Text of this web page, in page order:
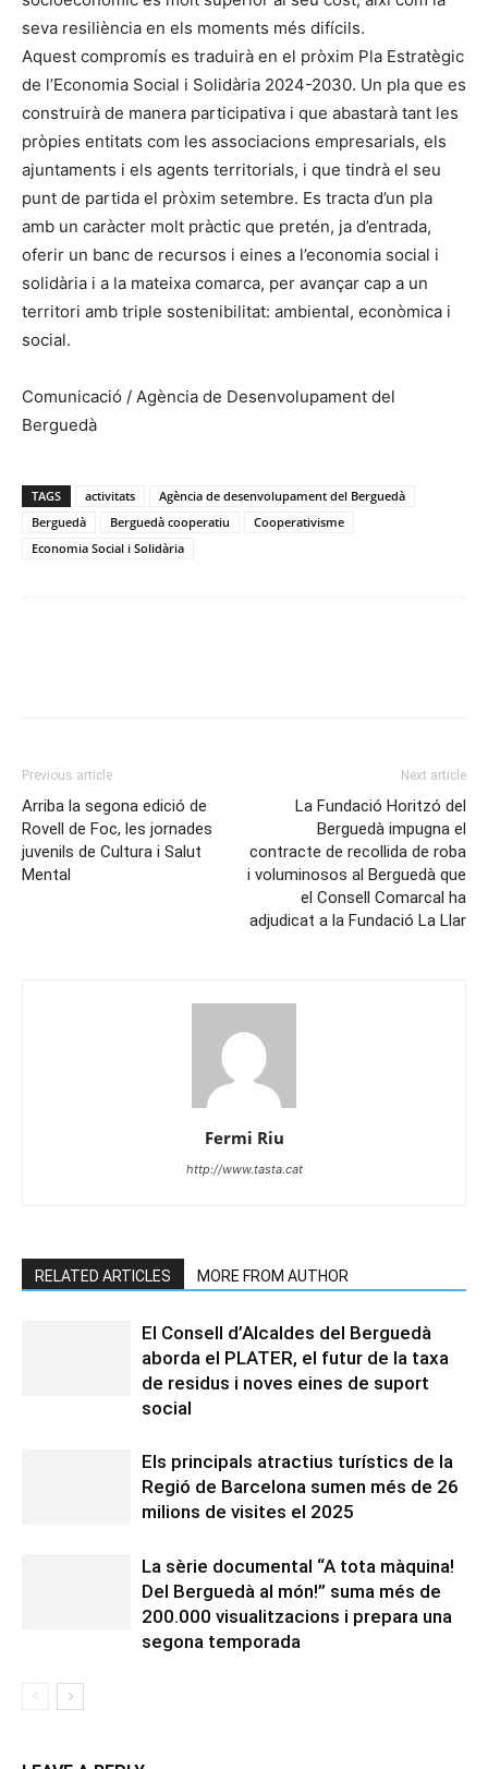
seva resiliència en els moments més difícils.
Aquest compromís es traduirà en el pròxim Pla Estratègic
de l’Economia Social i Solidària 2024-2030. Un pla que es
construirà de manera participativa i que abastarà tant les
pròpies entitats com les associacions empresarials, els
ajuntaments i els agents territorials, i que tindrà el seu
punt de partida el pròxim setembre. Es tracta d’un pla
amb un caràcter molt pràctic que pretén, ja d’entrada,
oferir un banc de recursos i eines a l’economia social i
solidària i a la mateixa comarca, per avançar cap a un
territori amb triple sostenibilitat: ambiental, econòmica i
social.
Comunicació / Agència de Desenvolupament del
Berguedà
TAGS activitats
Agència de desenvolupament del Berguedà
Berguedà
Berguedà cooperatiu
Cooperativisme
Economia Social i Solidària
Previous article
Arriba la segona edició de
Rovell de Foc, les jornades
juvenils de Cultura i Salut
Mental
Next article
La Fundació Horitzó del
Berguedà impugna el
contracte de recollida de roba
i voluminosos al Berguedà que
el Consell Comarcal ha
adjudicat a la Fundació La Llar
Fermi Riu
http://www.tasta.cat
RELATED ARTICLES MORE FROM AUTHOR
El Consell d’Alcaldes del Berguedà
aborda el PLATER, el futur de la taxa
de residus i noves eines de suport
social
Els principals atractius turístics de la
Regió de Barcelona sumen més de 26
milions de visites el 2025
La sèrie documental “A tota màquina!
Del Berguedà al món!” suma més de
200.000 visualitzacions i prepara una
segona temporada